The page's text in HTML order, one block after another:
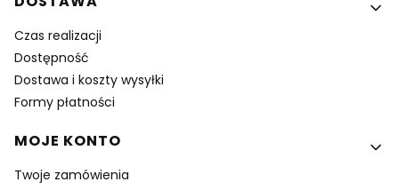
Czas realizacji
Dostępność
Dostawa i koszty wysyłki
Formy płatności
MOJE KONTO
Twoje zamówienia